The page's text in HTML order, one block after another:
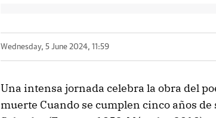
Wednesday, 5 June 2024, 11:59
Una intensa jornada celebra la obra del
muerte Cuando se cumplen cinco años de